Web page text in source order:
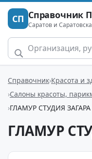
СП Справочник
Саратов и
Справочник Красота и
Салоны красоты,
ГЛАМУР СТУДИЯ ЗАГАРА
ГЛАМУР